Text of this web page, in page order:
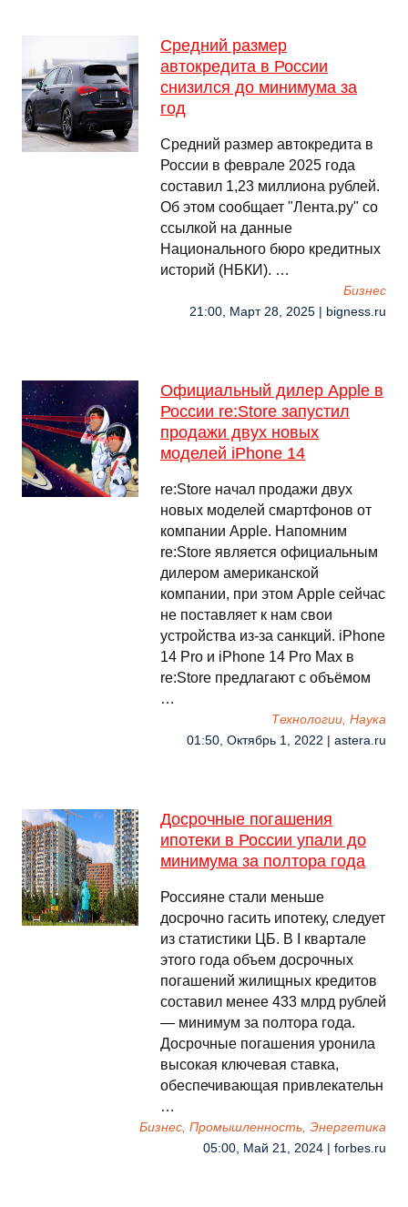
Средний размер
автокредита в России
снизился до минимума за
год
Средний размер автокредита в
России в феврале 2025 года
составил 1,23 миллиона рублей.
Об этом сообщает "Лента.ру" со
ссылкой на данные
Национального бюро кредитных
историй (НБКИ). …
Бизнес
21:00, Март 28, 2025 | bigness.ru
Официальный дилер Apple в
России re:Store запустил
продажи двух новых
моделей iPhone 14
re:Store начал продажи двух
новых моделей смартфонов от
компании Apple. Напомним
re:Store является официальным
дилером американской
компании, при этом Apple сейчас
не поставляет к нам свои
устройства из-за санкций. iPhone
14 Pro и iPhone 14 Pro Max в
re:Store предлагают с объёмом
…
Технологии, Наука
01:50, Октябрь 1, 2022 | astera.ru
Досрочные погашения
ипотеки в России упали до
минимума за полтора года
Россияне стали меньше
досрочно гасить ипотеку, следует
из статистики ЦБ. В I квартале
этого года объем досрочных
погашений жилищных кредитов
составил менее 433 млрд рублей
— минимум за полтора года.
Досрочные погашения уронила
высокая ключевая ставка,
обеспечивающая привлекательн
…
Бизнес, Промышленность, Энергетика
05:00, Май 21, 2024 | forbes.ru